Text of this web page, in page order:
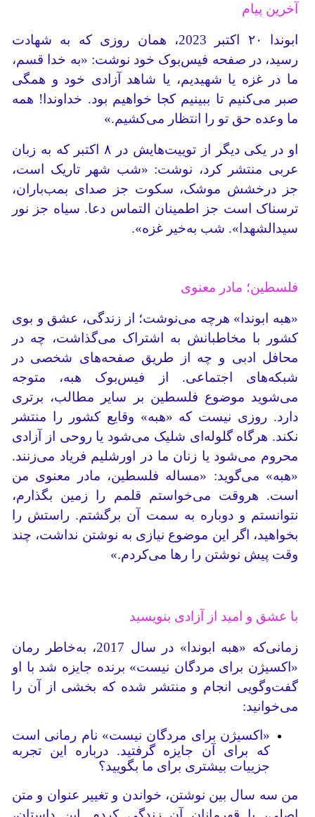
آخرین پیام
ابوندا ۲۰ اکتبر 2023، همان روزی که به شهادت
رسید، در صفحه فیس‌بوک خود نوشت: «به خدا قسم،
ما در غزه یا شهیدیم، یا شاهد آزادی خود و همگی
صبر می‌کنیم تا ببینیم کجا خواهیم بود. خداوندا! همه
ما وعده حق تو را انتظار می‌کشیم.»
او در یکی دیگر از توییت‌هایش در ۸ اکتبر که به زبان
عربی منتشر کرد، نوشت: «شب شهر تاریک است،
جز درخشش موشک، سکوت جز صدای بمب‌باران،
ترسناک است جز اطمینان التماس دعا. سیاه جز نور
سیدالشهدا». شب به‌خیر غزه».
فلسطین؛ مادر معنوی
«هبه ابوندا» هرچه می‌نوشت؛ از زندگی، عشق و بوی
کشور با مخاطبانش به اشتراک می‌گذاشت، چه در
محافل ادبی و چه از طریق صفحه‌های شخصی در
شبکه‌های اجتماعی. از فیس‌بوک هبه، متوجه
می‌شوید موضوع فلسطین بر سایر مطالب، برتری
دارد. روزی نیست که «هبه» وقایع کشور را منتشر
نکند. هرگاه گلوله‌ای شلیک می‌شود یا روحی از آزادی
محروم می‌شود یا زنان ما در اورشلیم فریاد می‌زنند.
«هبه» می‌گوید: «مساله فلسطین، مادر معنوی من
است. هروقت می‌خواستم قلمم را زمین بگذارم،
نتوانستم و دوباره به سمت آن برگشتم. راستش را
بخواهید، اگر این موضوع نیازی به نوشتن نداشت، چند
وقت پیش نوشتن را رها می‌کردم.»
با عشق و امید از آزادی بنویسید
زمانی‌که «هبه ابوندا» در سال 2017، به‌خاطر رمان
«اکسیژن برای مردگان نیست» برنده جایزه شد با او
گفت‌وگویی انجام و منتشر شده که بخشی از آن را
می‌خوانید:
«اکسیژن برای مردگان نیست» نام رمانی است
که برای آن جایزه گرفتید. درباره این تجربه
جزییات بیشتری برای ما بگویید؟
من سه سال بین نوشتن، خواندن و تغییر عنوان و متن